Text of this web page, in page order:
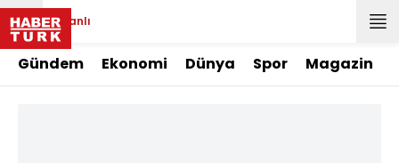
Canlı
Gündem Ekonomi Dünya Spor Magazin